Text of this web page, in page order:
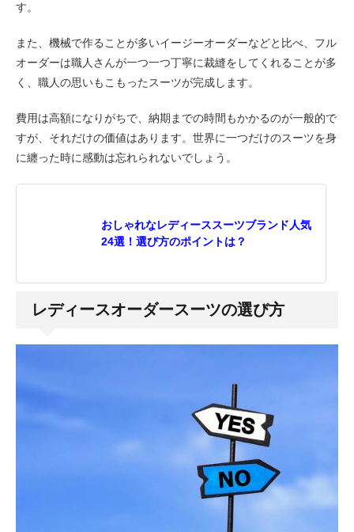
す。
また、機械で作ることが多いイージーオーダーなどと比べ、フル
オーダーは職人さんが一つ一つ丁寧に裁縫をしてくれることが多
く、職人の思いもこもったスーツが完成します。
費用は高額になりがちで、納期までの時間もかかるのが一般的で
すが、それだけの価値はあります。世界に一つだけのスーツを身
に纏った時に感動は忘れられないでしょう。
おしゃれなレディーススーツブランド人気
24選！選び方のポイントは？
レディースオーダースーツの選び方